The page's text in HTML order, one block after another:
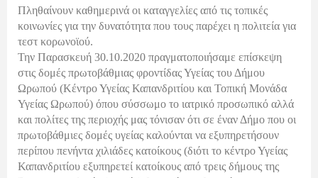
Πληθαίνουν καθημερινά οι καταγγελίες από τις τοπικές
κοινωνίες για την δυνατότητα που τους παρέχει η πολιτεία για
τεστ κορωνοϊού.
Την Παρασκευή 30.10.2020 πραγματοποιήσαμε επίσκεψη
στις δομές πρωτοβάθμιας φροντίδας Υγείας του Δήμου
Ωρωπού (Κέντρο Υγείας Καπανδριτίου και Τοπική Μονάδα
Υγείας Ωρωπού) όπου σύσσωμο το ιατρικό προσωπικό αλλά
και πολίτες της περιοχής μας τόνισαν ότι σε έναν Δήμο που οι
πρωτοβάθμιες δομές υγείας καλούνται να εξυπηρετήσουν
περίπου πενήντα χιλιάδες κατοίκους (διότι το κέντρο Υγείας
Καπανδριτίου εξυπηρετεί κατοίκους από τρεις δήμους της